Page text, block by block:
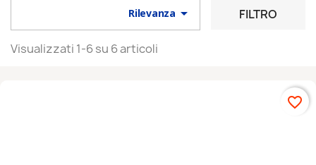
Rilevanza  FILTRO
Visualizzati 1-6 su 6 articoli
favorite_border